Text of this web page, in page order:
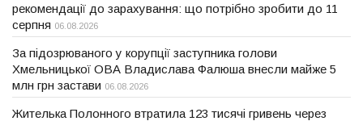
рекомендації до зарахування: що потрібно зробити до 11
серпня 06.08.2026
За підозрюваного у корупції заступника голови
Хмельницької ОВА Владислава Фалюша внесли майже 5
млн грн застави 06.08.2026
Жителька Полонного втратила 123 тисячі гривень через